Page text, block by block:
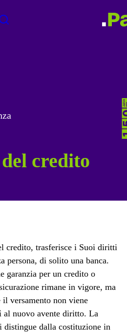
credito
credito, trasferisce i Suoi diritti
persona, di solito una banca.
garanzia per un credito o
rimane in vigore, ma
versamento non viene
al nuovo avente diritto. La
distingue dalla costituzione in